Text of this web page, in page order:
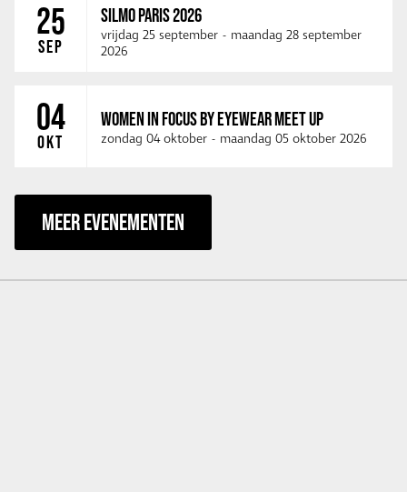
25
SEP
SILMO PARIS 2026
vrijdag 25 september - maandag 28 september
2026
04
OKT
WOMEN IN FOCUS BY EYEWEAR MEET UP
zondag 04 oktober - maandag 05 oktober 2026
MEER EVENEMENTEN